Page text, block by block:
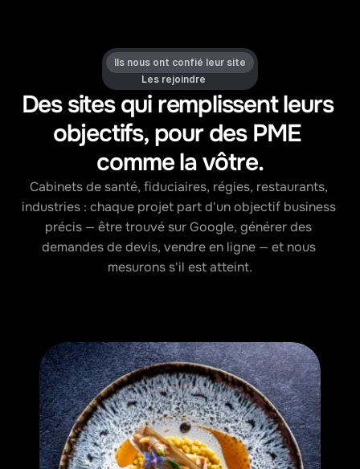
Ils nous ont confié leur site
Les rejoindre
Des sites qui remplissent leurs
objectifs, pour des PME
comme la vôtre.
Cabinets de santé, fiduciaires, régies, restaurants,
industries : chaque projet part d'un objectif business
précis — être trouvé sur Google, générer des
demandes de devis, vendre en ligne — et nous
mesurons s'il est atteint.